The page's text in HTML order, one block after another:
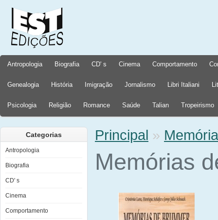
Antropologia Biografia CD' s Cinema Comportamento
Genealogia História Imigração Jornalismo Libri Italiani
Psicologia Religião Romance Saúde Talian Tropeirismo
Categorias
Antropologia
Biografia
CD' s
Cinema
Comportamento
Principal »
Memórias